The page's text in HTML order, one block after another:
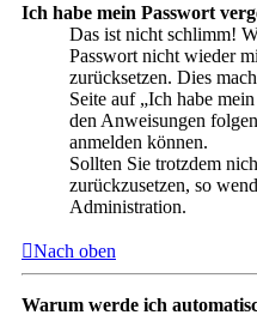
Ich habe mein Passwort
Das ist nicht schlimm!
Passwort nicht wieder
zurücksetzen. Dies
Seite auf „Ich habe
den Anweisungen
anmelden können.
Sollten Sie trotzdem
zurückzusetzen, so
Administration.
Nach oben
Warum werde ich